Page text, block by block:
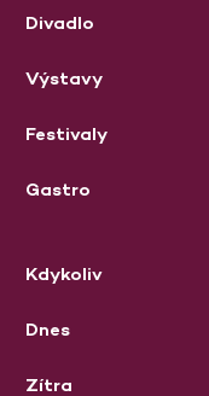
Divadlo
Výstavy
Festivaly
Gastro
Kdykoliv
Dnes
Zítra